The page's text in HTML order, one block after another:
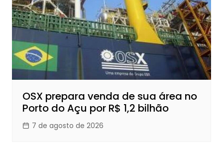
OSX prepara venda de sua área no
Porto do Açu por R$ 1,2 bilhão
7 de agosto de 2026